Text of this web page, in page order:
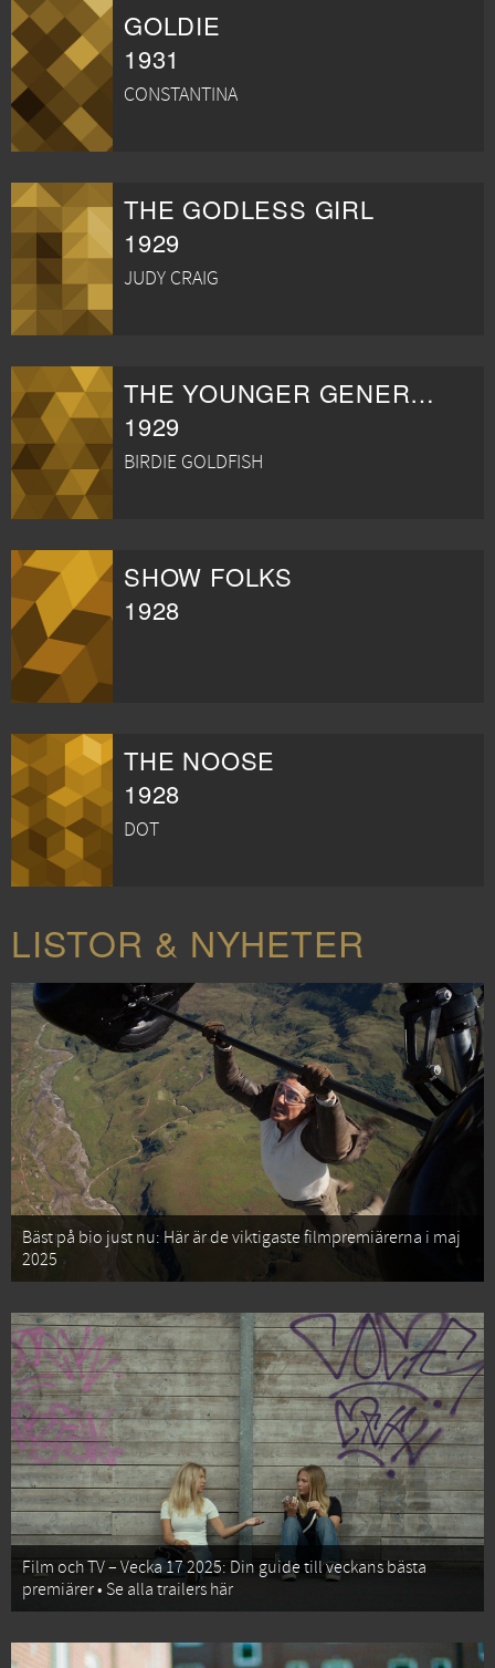
GOLDIE
1931
CONSTANTINA
THE GODLESS GIRL
1929
JUDY CRAIG
THE YOUNGER GENERATION
1929
BIRDIE GOLDFISH
SHOW FOLKS
1928
THE NOOSE
1928
DOT
LISTOR & NYHETER
Bäst på bio just nu: Här är de viktigaste filmpremiärerna i maj
2025
Film och TV – Vecka 17 2025: Din guide till veckans bästa
premiärer • Se alla trailers här